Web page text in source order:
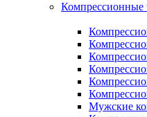
Компрессионные
Мужские